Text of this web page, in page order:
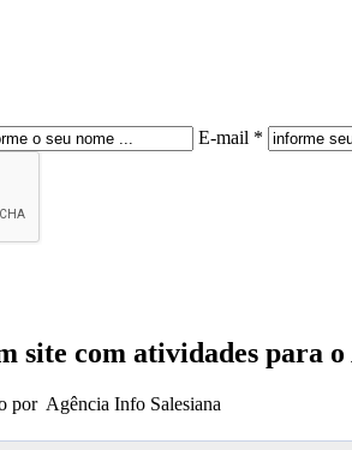
E-mail *
site com atividades para
por Agência Info Salesiana